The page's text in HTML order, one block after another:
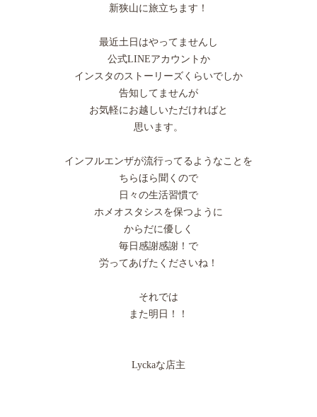
新狭山に旅立ちます！
最近土日はやってませんし
公式LINEアカウントか
インスタのストーリーズくらいでしか
告知してませんが
お気軽にお越しいただければと
思います。
インフルエンザが流行ってるようなことを
ちらほら聞くので
日々の生活習慣で
ホメオスタシスを保つように
からだに優しく
毎日感謝感謝！で
労ってあげたくださいね！
それでは
また明日！！
Lyckaな店主